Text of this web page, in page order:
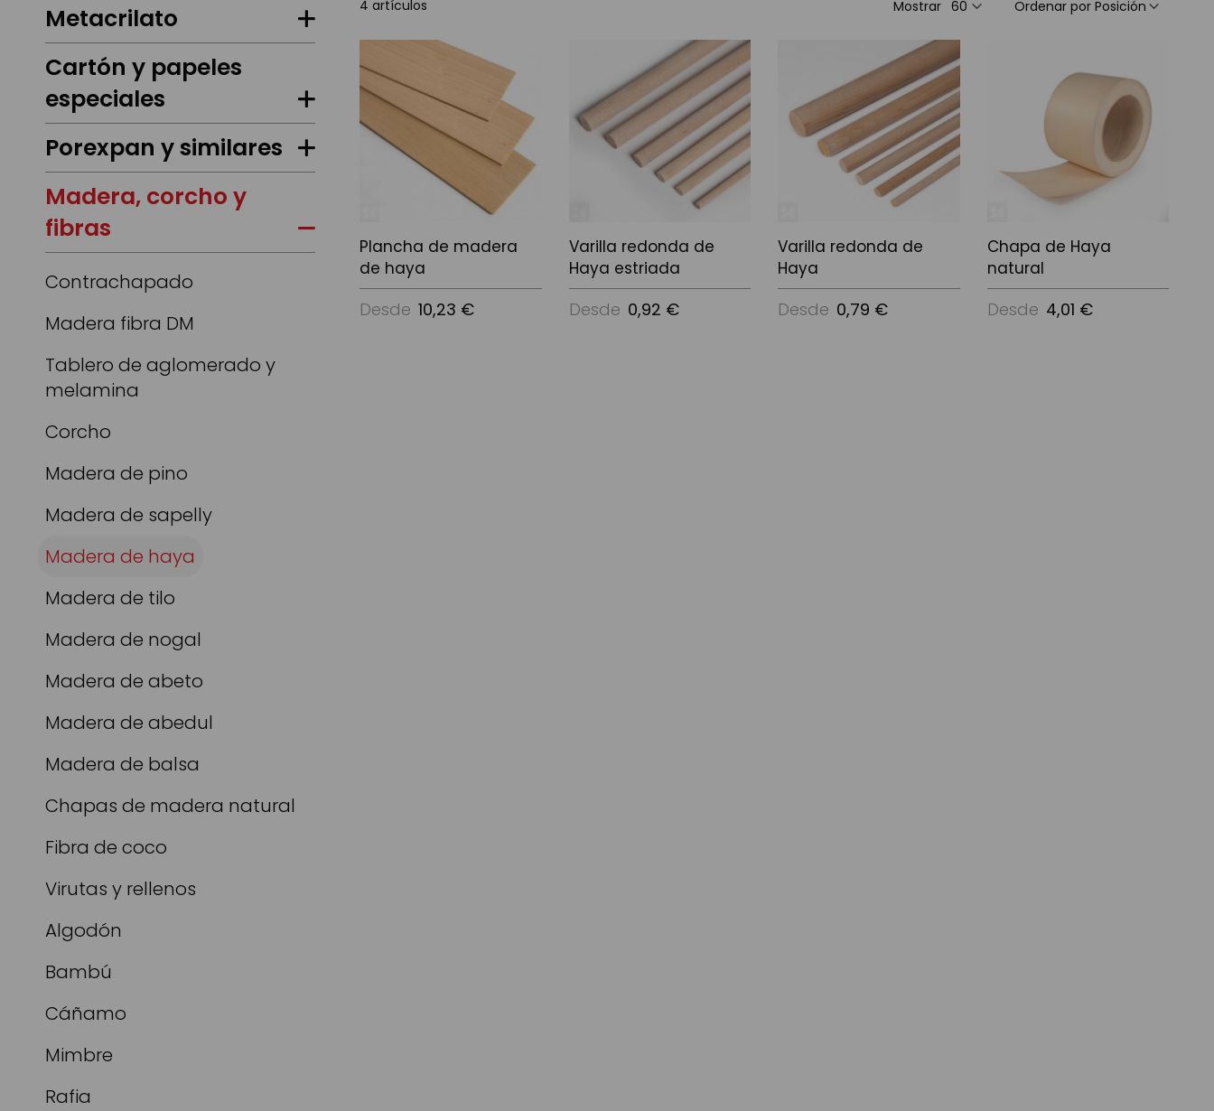
4 artículos Ordenar por
Mostrar
Plancha de madera
de haya
Desde 10,23 €
Varilla redonda de
Haya estriada
Desde 0,92 €
Varilla redonda de
Haya
Desde 0,79 €
Chapa de Haya
natural
Desde 4,01 €
Metacrilato
Cartón y papeles
especiales
Porexpan y similares
Madera, corcho y
fibras
Contrachapado
Madera fibra DM
Tablero de aglomerado y
melamina
Corcho
Madera de pino
Madera de sapelly
Madera de haya
Madera de tilo
Madera de nogal
Madera de abeto
Madera de abedul
Madera de balsa
Chapas de madera natural
Fibra de coco
Virutas y rellenos
Algodón
Bambú
Cáñamo
Mimbre
Rafia